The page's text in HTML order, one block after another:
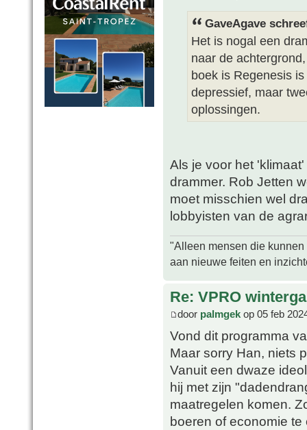
GaveAgave
Het is nogal een
naar de
boek is Regenesis
depressief, maar
oplossingen.
Als je voor het
drammer. Rob Jetten
moet misschien wel
lobbyisten van de
"Alleen mensen die
aan nieuwe feiten en
Re: VPRO
door palmgek op 05 feb
Vond dit programma
Maar sorry Han, niets
Vanuit een dwaze
hij met zijn
maatregelen komen.
boeren of economie